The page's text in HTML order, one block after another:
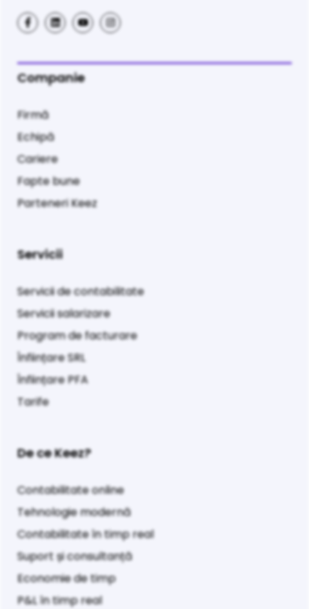
Companie
Firmă
Echipă
Cariere
Fapte bune
Parteneri Keez
Servicii
Servicii de contabilitate
Servicii salarizare
Program de facturare
Înființare SRL
Înființare PFA
Tarife
De ce Keez?
Contabilitate online
Tehnologie modernă
Contabilitate în timp real
Suport și consultanță
Economie de timp
P&L în timp real